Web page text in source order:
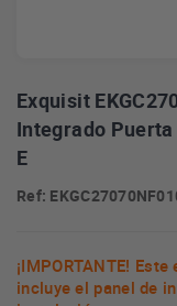
Exquisit
Integrado
E
Ref:
¡IMPORTANTE!
incluye el panel de